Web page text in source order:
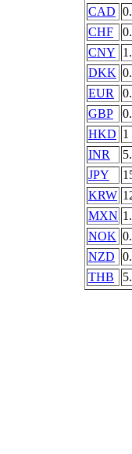
CAD
CHF
CNY
DKK
EUR
GBP
HKD 1
INR
JPY
KRW
MXN
NOK
NZD
THB